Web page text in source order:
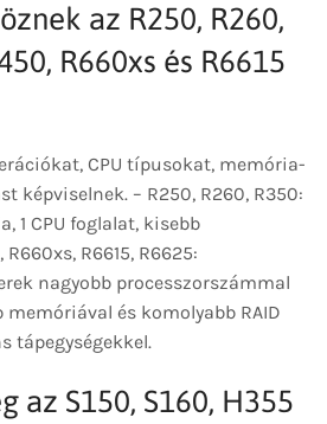
az R250, R260,
R660xs és R6615
CPU típusokat, memória-
képviselnek. – R250, R260, R350:
1 CPU foglalat, kisebb
R6615, R6625:
nagyobb processzorszámmal
memóriával és komolyabb RAID
tápegységekkel.
az S150, S160, H355